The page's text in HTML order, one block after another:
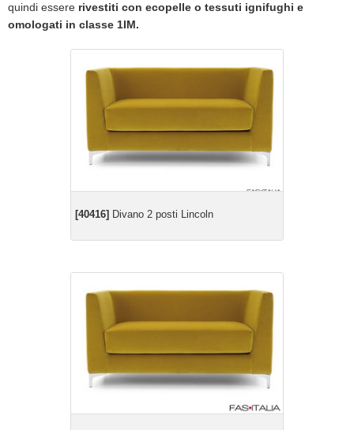
quindi essere rivestiti con ecopelle o tessuti ignifughi e
omologati in classe 1IM.
[40416] Divano 2 posti Lincoln